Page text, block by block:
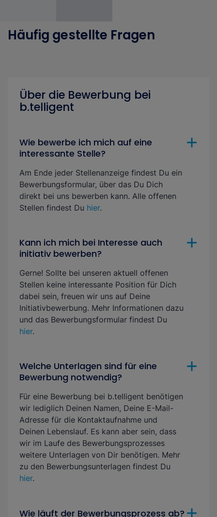
Häufig gestellte Fragen
Über die Bewerbung bei
b.telligent
Wie bewerbe ich mich auf eine
interessante Stelle?
Am Ende jeder Stellenanzeige findest Du ein
Bewerbungsformular, über das Du Dich
direkt bei uns bewerben kann. Alle offenen
Stellen findest Du hier.
Kann ich mich bei Interesse auch
initiativ bewerben?
Gerne! Sollte bei unseren aktuell offenen
Stellen keine interessante Position für Dich
dabei sein, freuen wir uns auf Deine
Initiativbewerbung. Mehr Informationen dazu
und das Bewerbungsformular findest Du
hier.
Welche Unterlagen sind für eine
Bewerbung notwendig?
Für eine Bewerbung bei b.telligent benötigen
wir lediglich Deinen Namen, Deine E-Mail-
Adresse für die Kontaktaufnahme und
Deinen Lebenslauf. Es kann aber sein, dass
wir im Laufe des Bewerbungsprozesses
weitere Unterlagen von Dir benötigen. Mehr
zu den Bewerbungsunterlagen findest Du
hier.
Wie läuft der Bewerbungsprozess ab?